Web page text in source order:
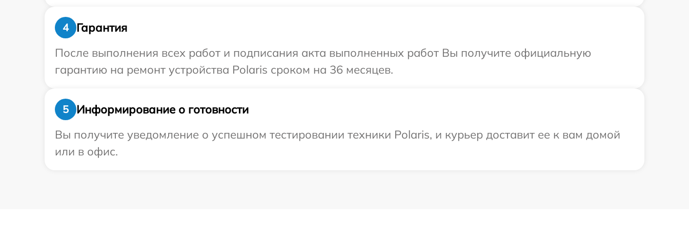
4
Гарантия
После выполнения всех работ и подписания акта выполненных работ Вы получите официальную
гарантию на ремонт устройства Polaris сроком на 36 месяцев.
5
Информирование о готовности
Вы получите уведомление о успешном тестировании техники Polaris, и курьер доставит ее к вам домой
или в офис.